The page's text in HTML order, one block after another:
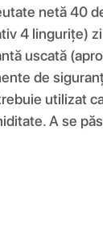
netă 40
4 lingurițe)
uscată
de
utilizat
A se